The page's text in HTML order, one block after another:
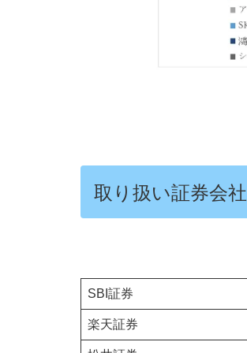
取り扱い証券会社
SBI証券
楽天証券